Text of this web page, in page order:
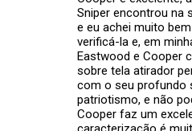
Sniper encontrou na
e eu achei muito
verificá-la e, em
Eastwood e Cooper
sobre tela atirador
com o seu profundo
patriotismo, e não
Cooper faz um